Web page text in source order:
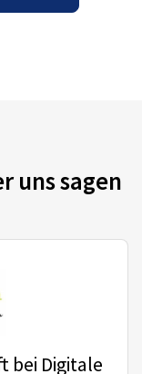
uns sagen
bei Digitale